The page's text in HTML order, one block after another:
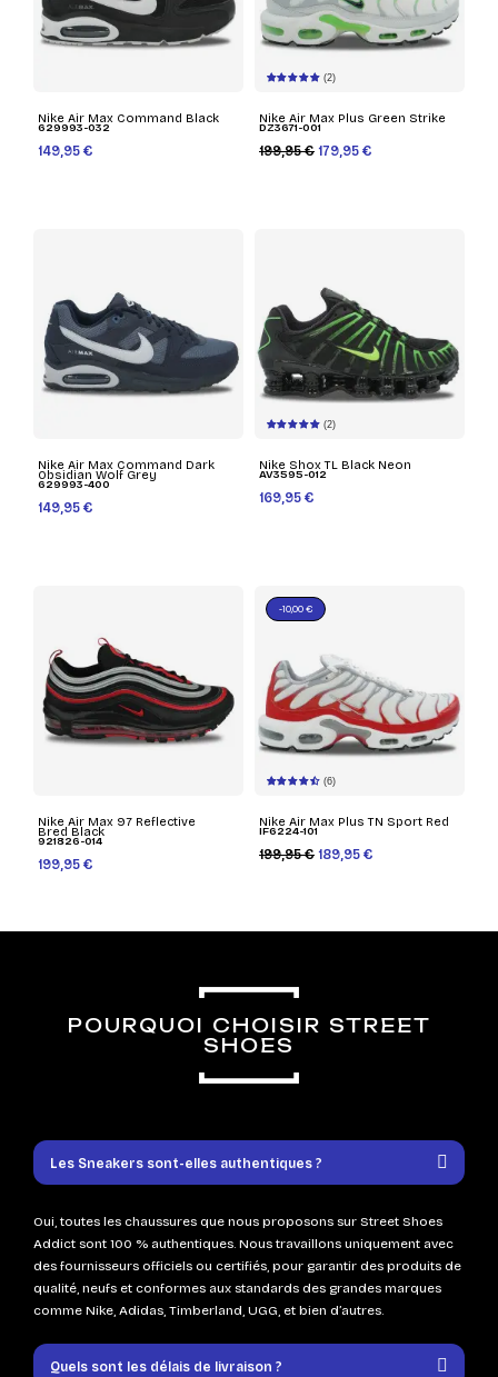
Nike Air Max Command Black
629993-032
149,95 €
(2)
Nike Air Max Plus Green Strike
DZ3671-001
199,95 € 179,95 €
Nike Air Max Command Dark
Obsidian Wolf Grey
629993-400
149,95 €
(2)
Nike Shox TL Black Neon
AV3595-012
169,95 €
Nike Air Max 97 Reflective
Bred Black
921826-014
199,95 €
(6)
Nike Air Max Plus TN Sport Red
IF6224-101
199,95 € 189,95 €
-10,00 €
POURQUOI CHOISIR STREET
SHOES
Les Sneakers sont-elles authentiques ?
Oui, toutes les chaussures que nous proposons sur Street Shoes
Addict sont 100 % authentiques. Nous travaillons uniquement avec
des fournisseurs officiels ou certifiés, pour garantir des produits de
qualité, neufs et conformes aux standards des grandes marques
comme Nike, Adidas, Timberland, UGG, et bien d’autres.
Quels sont les délais de livraison ?